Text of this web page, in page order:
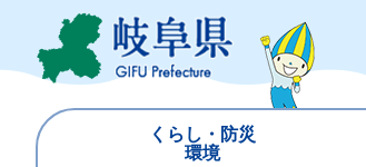
ジ
ュ
くらし・防災
環境